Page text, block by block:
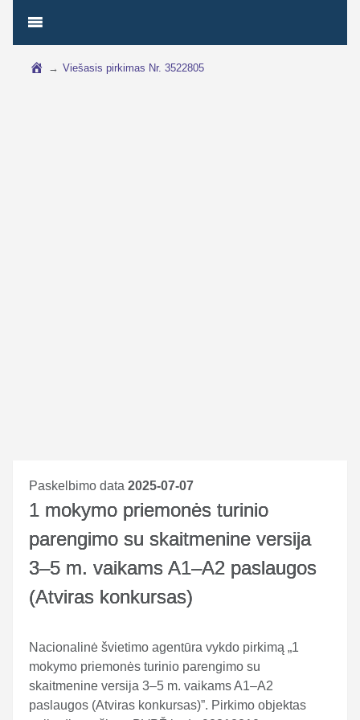
→ Viešasis pirkimas Nr. 3522805
Paskelbimo data 2025-07-07
1 mokymo priemonės turinio
parengimo su skaitmenine versija
3–5 m. vaikams A1–A2 paslaugos
(Atviras konkursas)
Nacionalinė švietimo agentūra vykdo pirkimą „1
mokymo priemonės turinio parengimo su
skaitmenine versija 3–5 m. vaikams A1–A2
paslaugos (Atviras konkursas)”. Pirkimo objektas